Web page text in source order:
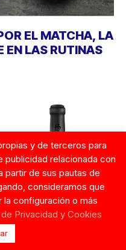
EL MATCHA, LA
EN LAS RUTINAS
y de terceros para
publicidad relacionada con
partir de sus pautas de
consideramos que
la configuración o más
Privacidad y Cookies